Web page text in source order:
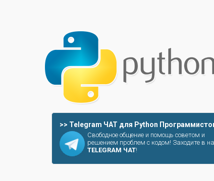
>> Telegram ЧАТ для Python
Свободное общение и помощь советом и
решением проблем с кодом! Заходите в
TELEGRAM ЧАТ!